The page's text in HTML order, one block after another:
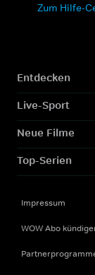
Zum Hilfe-
Entdecken
Live-Sport
Neue Filme
Top-Serien
Impressum
WOW Abo